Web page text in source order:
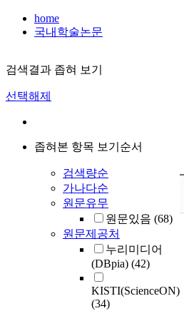
home
국내학술논문
검색결과 좁혀 보기
선택해제
좁혀본 항목 보기순서
검색량순
가나다순
원문유무
원문있음 (68)
원문제공처
누리미디어
(DBpia) (42)
KISTI(ScienceON)
(34)